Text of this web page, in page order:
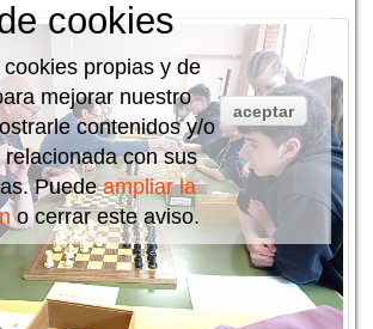
cookies
propias y de
mejorar nuestro
contenidos y/o
relacionada con sus
Puedeampliar la
o cerrar este aviso.
aceptar